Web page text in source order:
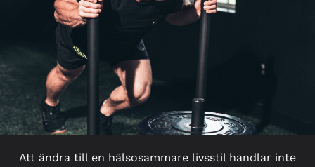
Att ändra till en hälsosammare livsstil handlar inte